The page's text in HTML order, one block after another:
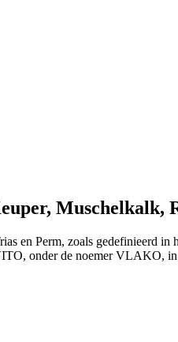
Muschelkalk,
en Perm, zoals gedefinieerd
onder de noemer VLAKO,